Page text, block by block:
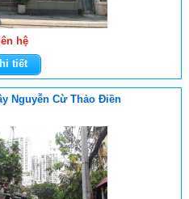
hệ
tiết
Nguyễn Cừ Thảo Điền